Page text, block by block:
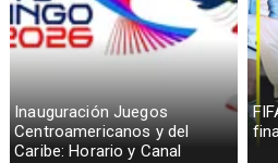
Inauguración Juegos
Centroamericanos y del
Caribe: Horario y Canal